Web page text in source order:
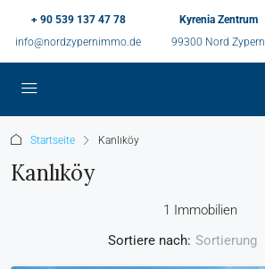
+ 90 539 137 47 78
info@nordzypernimmo.de
Kyrenia Zentrum
99300 Nord Zypern
Startseite Kanlıköy
Kanlıköy
1 Immobilien
Sortiere nach: Sortierung